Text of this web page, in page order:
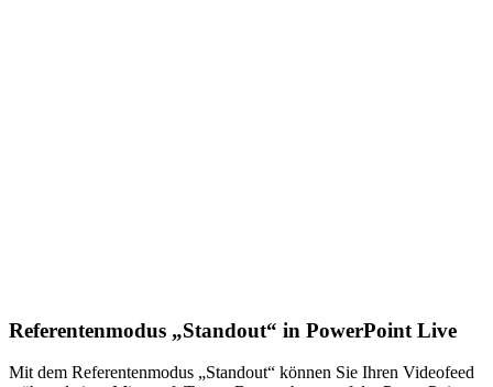
Referentenmodus „Standout“ in PowerPoint Live
Mit dem Referentenmodus „Standout“ können Sie Ihren Videofeed